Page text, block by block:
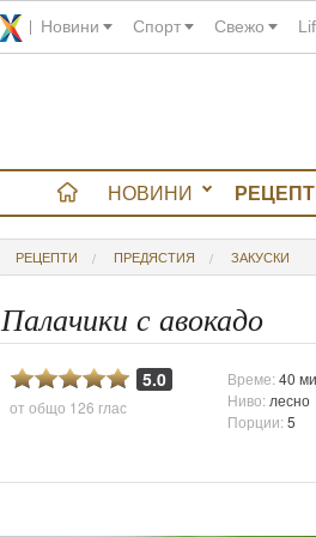
Новини Спорт Свежо
НОВИНИ
РЕЦЕПТИ ПРЕДЯСТИЯ ЗАКУСКИ
Палачики с авокадо
5.0
от общо 126 глас
Време:40
Ниво: лесно
Порции:5